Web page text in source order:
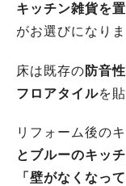
キッチン雑貨を
がお選びになりま
床は既存の 防音
フロアタイルを
リフォーム後の
とブルーのキッ
「壁がなくなっ